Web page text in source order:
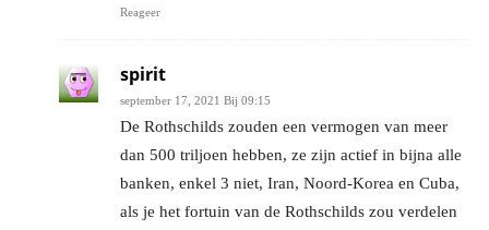
Reageer
spirit
september 17, 2021 Bij 09:15
De Rothschilds zouden een vermogen van meer
dan 500 triljoen hebben, ze zijn actief in bijna alle
banken, enkel 3 niet, Iran, Noord-Korea en Cuba,
als je het fortuin van de Rothschilds zou verdelen